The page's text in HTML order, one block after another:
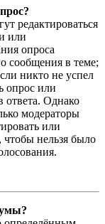
редактироваться
или
опроса
сообщения в теме;
никто не успел
опрос или
ответа. Однако
модераторы
или
чтобы нельзя было